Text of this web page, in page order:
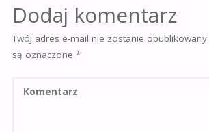
Dodaj komentarz
Twój adres e-mail nie zostanie opublikowany.
są oznaczone *